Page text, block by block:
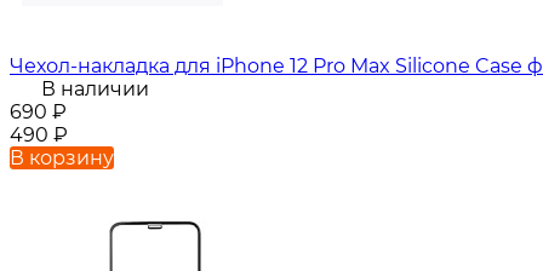
Чехол-накладка для iPhone 12 Pro Max Silicone Case
В наличии
690 ₽
490 ₽
В корзину